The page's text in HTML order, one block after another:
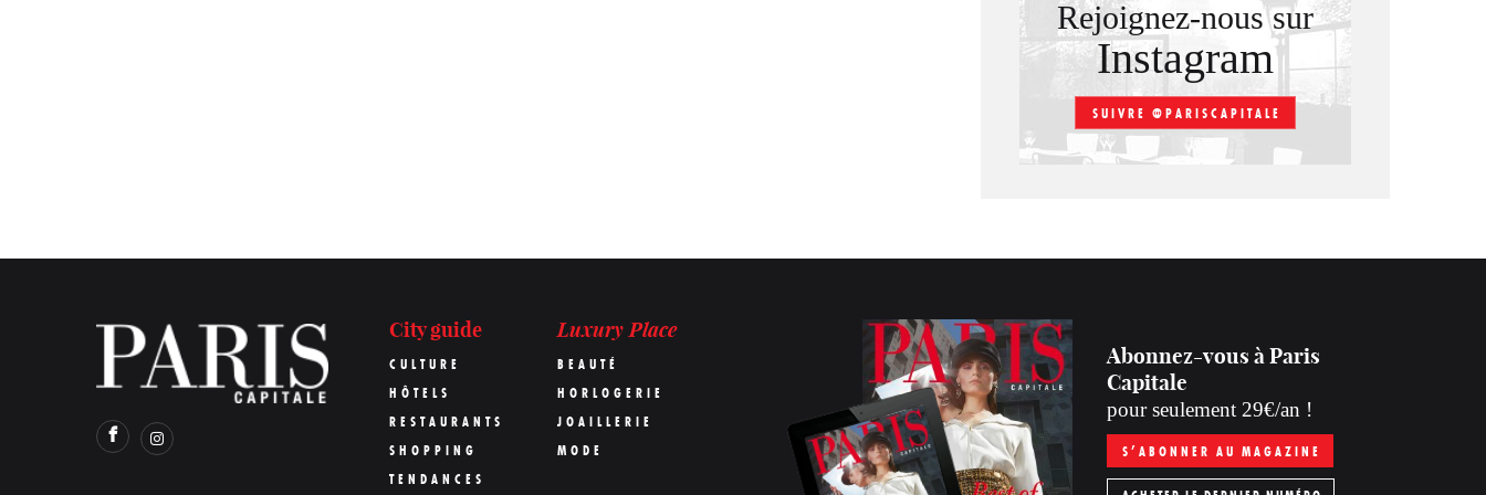
Rejoignez-nous sur
Instagram
SUIVRE @PARISCAPITALE
City guide
CULTURE
HÔTELS
RESTAURANTS
SHOPPING
TENDANCES
Luxury Place
BEAUTÉ
HORLOGERIE
JOAILLERIE
MODE
Abonnez-vous à Paris
Capitale
pour seulement 29€/an !
S’ABONNER AU MAGAZINE